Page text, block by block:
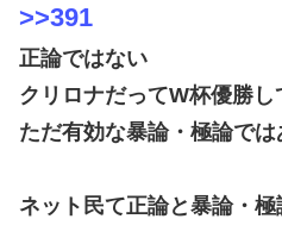
>>391
正論ではない
クリロナだってW杯優勝し
ただ有効な暴論・極論では
ネット民て正論と暴論・